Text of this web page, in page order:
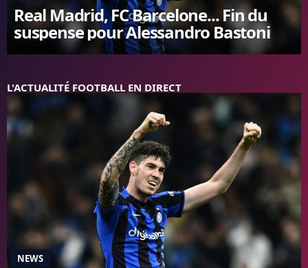
FC BARCELONE
MANCHESTER UNITED
L'AVIS DE LA RÉDAC'
Real Madrid, FC Barcelone... Fin du
suspense pour Alessandro Bastoni
L'ACTUALITÉ FOOTBALL EN DIRECT
NEWS